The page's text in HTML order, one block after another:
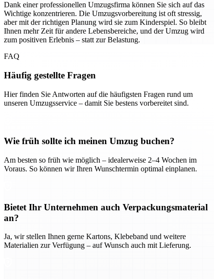
Dank einer professionellen Umzugsfirma können Sie sich auf das
Wichtige konzentrieren. Die Umzugsvorbereitung ist oft stressig,
aber mit der richtigen Planung wird sie zum Kinderspiel. So bleibt
Ihnen mehr Zeit für andere Lebensbereiche, und der Umzug wird
zum positiven Erlebnis – statt zur Belastung.
FAQ
Häufig gestellte Fragen
Hier finden Sie Antworten auf die häufigsten Fragen rund um
unseren Umzugsservice – damit Sie bestens vorbereitet sind.
Wie früh sollte ich meinen Umzug buchen?
Am besten so früh wie möglich – idealerweise 2–4 Wochen im
Voraus. So können wir Ihren Wunschtermin optimal einplanen.
Bietet Ihr Unternehmen auch Verpackungsmaterial
an?
Ja, wir stellen Ihnen gerne Kartons, Klebeband und weitere
Materialien zur Verfügung – auf Wunsch auch mit Lieferung.